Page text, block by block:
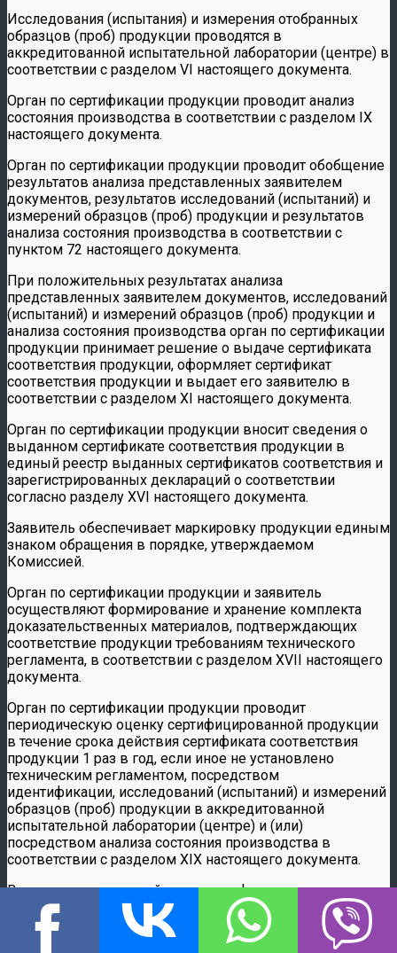
Исследования (испытания) и измерения отобранных
образцов (проб) продукции проводятся в
аккредитованной испытательной лаборатории (центре) в
соответствии с разделом VI настоящего документа.
Орган по сертификации продукции проводит анализ
состояния производства в соответствии с разделом IX
настоящего документа.
Орган по сертификации продукции проводит обобщение
результатов анализа представленных заявителем
документов, результатов исследований (испытаний) и
измерений образцов (проб) продукции и результатов
анализа состояния производства в соответствии с
пунктом 72 настоящего документа.
При положительных результатах анализа
представленных заявителем документов, исследований
(испытаний) и измерений образцов (проб) продукции и
анализа состояния производства орган по сертификации
продукции принимает решение о выдаче сертификата
соответствия продукции, оформляет сертификат
соответствия продукции и выдает его заявителю в
соответствии с разделом XI настоящего документа.
Орган по сертификации продукции вносит сведения о
выданном сертификате соответствия продукции в
единый реестр выданных сертификатов соответствия и
зарегистрированных деклараций о соответствии
согласно разделу XVI настоящего документа.
Заявитель обеспечивает маркировку продукции единым
знаком обращения в порядке, утверждаемом
Комиссией.
Орган по сертификации продукции и заявитель
осуществляют формирование и хранение комплекта
доказательственных материалов, подтверждающих
соответствие продукции требованиям технического
регламента, в соответствии с разделом XVII настоящего
документа.
Орган по сертификации продукции проводит
периодическую оценку сертифицированной продукции
в течение срока действия сертификата соответствия
продукции 1 раз в год, если иное не установлено
техническим регламентом, посредством
идентификации, исследований (испытаний) и измерений
образцов (проб) продукции в аккредитованной
испытательной лаборатории (центре) и (или)
посредством анализа состояния производства в
соответствии с разделом XIX настоящего документа.
В случае если срок действия сертификата соответствия
продукции заканчивается и в отношении этой продукции
заявителем подана заявка в орган по сертификации
продукции, который проводил периодическую оценку